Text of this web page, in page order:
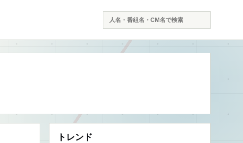
索
トレンド